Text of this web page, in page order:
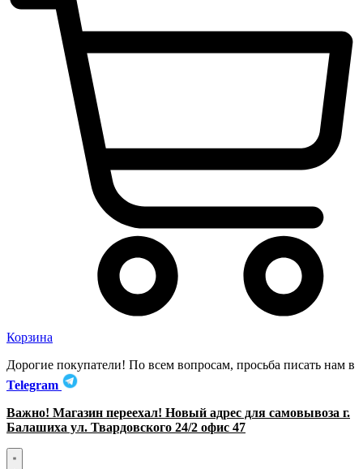
Корзина
Дорогие покупатели! По всем вопросам, просьба писать нам в
Telegram
Важно! Магазин переехал! Новый адрес для самовывоза г.
Балашиха ул. Твардовского 24/2 офис 47